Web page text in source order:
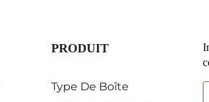
PRODUIT
Type De Boîte